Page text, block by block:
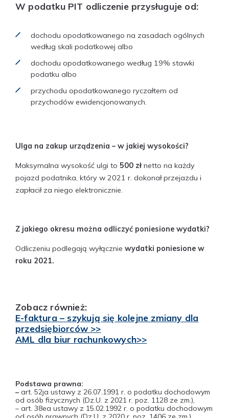
W podatku PIT odliczenie przysługuje od:
dochodu opodatkowanego na zasadach ogólnych
według skali podatkowej albo
dochodu opodatkowanego według 19% stawki
podatku albo
przychodu opodatkowanego ryczałtem od
przychodów ewidencjonowanych.
Ulga na zakup urządzenia – w jakiej wysokości?
Maksymalna wysokość ulgi to 500 złnetto na każdy
pojazd podatnika, który w 2021 r. dokonał przejazdu i
zapłacił za niego elektronicznie.
Z jakiego okresu można odliczyć poniesione wydatki?
Odliczeniu podlegają wyłącznie wydatki poniesione w
roku 2021.
Zobacz również:
E-faktura – szykują się kolejne zmiany dla
przedsiębiorców >>
AML dla biur rachunkowych>>
Podstawa prawna:
– art. 52ja ustawy z 26.07.1991 r. o podatku dochodowym
od osób fizycznych (Dz.U. z 2021 r. poz. 1128 ze zm.),
– art. 38ea ustawy z 15.02.1992 r. o podatku dochodowym